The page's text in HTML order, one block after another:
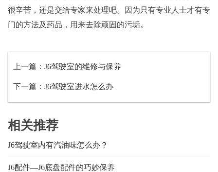
很辛苦，还是交给专家来处理吧。因为只有专业人士才有专
门的方法及药品，用来去除顽固的污垢。
上一篇： J6驾驶室的维修与保养
下一篇： J6驾驶室进水怎么办
相关推荐
J6驾驶室内有汽油味怎么办？
J6配件—J6底盘配件的巧妙保养